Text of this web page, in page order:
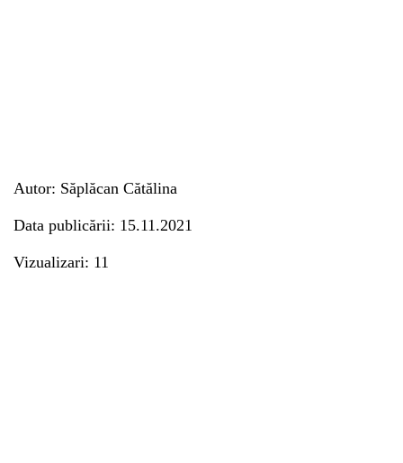
Autor: Săplăcan Cătălina
Data publicării: 15.11.2021
Vizualizari: 11